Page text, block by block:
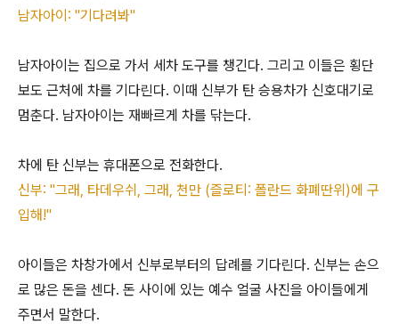
남자아이: "기다려봐"
남자아이는 집으로 가서 세차 도구를 챙긴다. 그리고 이들은 횡단
보도 근처에 차를 기다린다. 이때 신부가 탄 승용차가 신호대기로
멈춘다. 남자아이는 재빠르게 차를 닦는다.
차에 탄 신부는 휴대폰으로 전화한다.
신부: "그래, 타데우쉬, 그래, 천만 (즐로티: 폴란드 화폐딴위)에 구
입해!"
아이들은 차창가에서 신부로부터의 답례를 기다린다. 신부는 손으
로 많은 돈을 센다. 돈 사이에 있는 예수 얼굴 사진을 아이들에게
주면서 말한다.